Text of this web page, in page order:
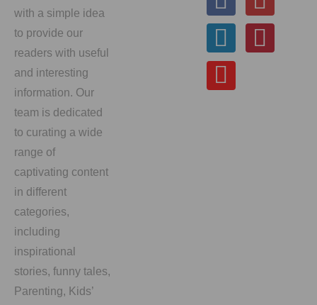
with a simple idea
to provide our
readers with useful
and interesting
information. Our
team is dedicated
to curating a wide
range of
captivating content
in different
categories,
including
inspirational
stories, funny tales,
Parenting, Kids’